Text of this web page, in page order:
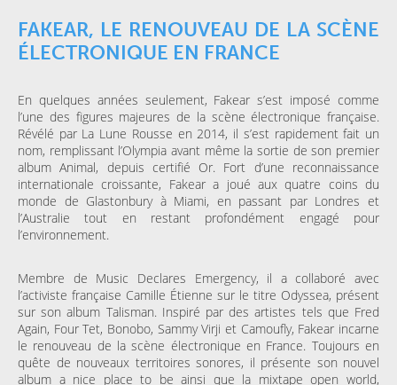
FAKEAR, LE RENOUVEAU DE LA SCÈNE
ÉLECTRONIQUE EN FRANCE
En quelques années seulement, Fakear s’est imposé comme
l’une des figures majeures de la scène électronique française.
Révélé par La Lune Rousse en 2014, il s’est rapidement fait un
nom, remplissant l’Olympia avant même la sortie de son premier
album Animal, depuis certifié Or. Fort d’une reconnaissance
internationale croissante, Fakear a joué aux quatre coins du
monde de Glastonbury à Miami, en passant par Londres et
l’Australie tout en restant profondément engagé pour
l’environnement.
Membre de Music Declares Emergency, il a collaboré avec
l’activiste française Camille Étienne sur le titre Odyssea, présent
sur son album Talisman. Inspiré par des artistes tels que Fred
Again, Four Tet, Bonobo, Sammy Virji et Camoufly, Fakear incarne
le renouveau de la scène électronique en France. Toujours en
quête de nouveaux territoires sonores, il présente son nouvel
album a nice place to be ainsi que la mixtape open world,